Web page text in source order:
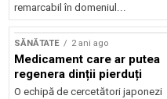
remarcabil în domeniul...
SĂNĂTATE 2 ani ago
Medicament care ar putea
regenera dinții pierduți
O echipă de cercetători japonezi